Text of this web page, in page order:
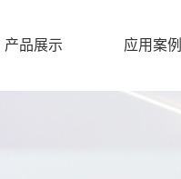
产品展示 应用案例